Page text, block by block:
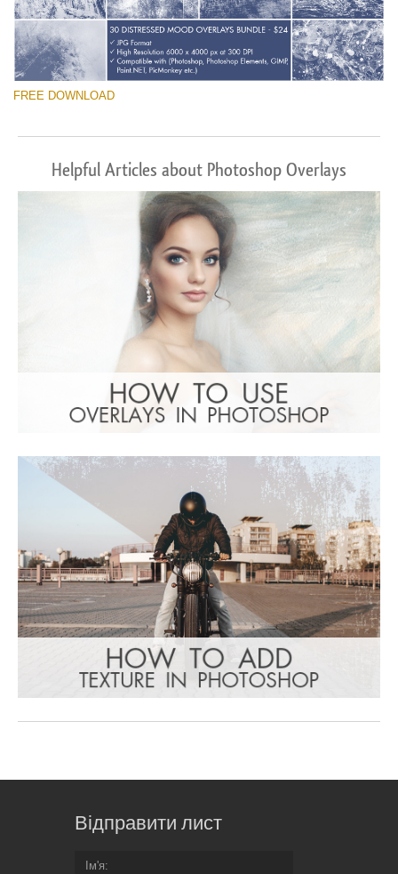
FREE DOWNLOAD
Helpful Articles about Photoshop Overlays
Відправити лист
Ім'я